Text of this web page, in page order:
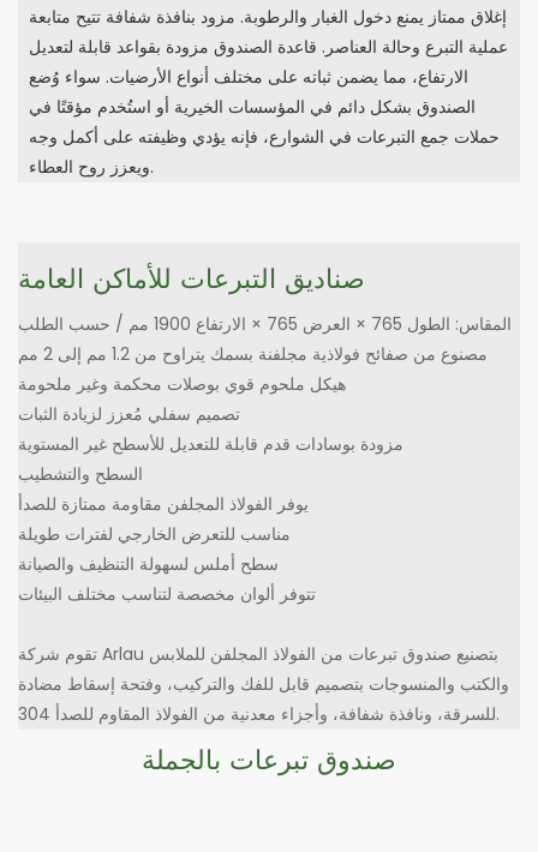
إغلاق ممتاز يمنع دخول الغبار والرطوبة. مزود بنافذة شفافة تتيح متابعة
عملية التبرع وحالة العناصر. قاعدة الصندوق مزودة بقواعد قابلة لتعديل
الارتفاع، مما يضمن ثباته على مختلف أنواع الأرضيات. سواء وُضع
الصندوق بشكل دائم في المؤسسات الخيرية أو استُخدم مؤقتًا في
حملات جمع التبرعات في الشوارع، فإنه يؤدي وظيفته على أكمل وجه
ويعزز روح العطاء.
صناديق التبرعات للأماكن العامة
المقاس: الطول 765 × العرض 765 × الارتفاع 1900 مم / حسب الطلب
مصنوع من صفائح فولاذية مجلفنة بسمك يتراوح من 1.2 مم إلى 2 مم
هيكل ملحوم قوي بوصلات محكمة وغير ملحومة
تصميم سفلي مُعزز لزيادة الثبات
مزودة بوسادات قدم قابلة للتعديل للأسطح غير المستوية
السطح والتشطيب
يوفر الفولاذ المجلفن مقاومة ممتازة للصدأ
مناسب للتعرض الخارجي لفترات طويلة
سطح أملس لسهولة التنظيف والصيانة
تتوفر ألوان مخصصة لتناسب مختلف البيئات
تقوم شركة Arlau بتصنيع صندوق تبرعات من الفولاذ المجلفن للملابس
والكتب والمنسوجات بتصميم قابل للفك والتركيب، وفتحة إسقاط مضادة
للسرقة، ونافذة شفافة، وأجزاء معدنية من الفولاذ المقاوم للصدأ 304.
صندوق تبرعات بالجملة